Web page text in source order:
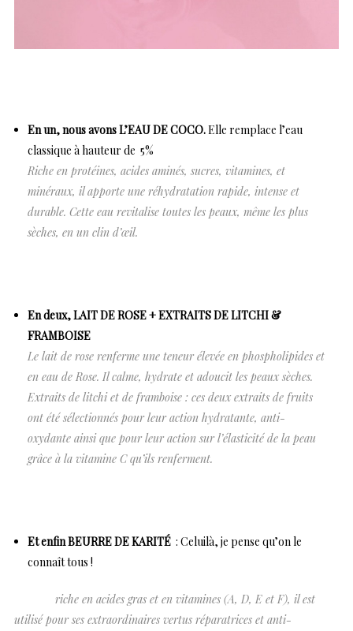
En un, nous avons L’EAU DE COCO.Elle remplace l’eau
classique à hauteur de 5%
Riche en protéines, acides aminés, sucres, vitamines, et
minéraux, il apporte une réhydratation rapide, intense et
durable. Cette eau revitalise toutes les peaux, même les plus
sèches, en un clin d’œil.
En deux, LAIT DE ROSE + EXTRAITS DE LITCHI &
FRAMBOISE
Le lait de rose renferme une teneur élevée en phospholipides et
en eau de Rose. Il calme, hydrate et adoucit les peaux sèches.
Extraits de litchi et de framboise : ces deux extraits de fruits
ont été sélectionnés pour leur action hydratante, anti-
oxydante ainsi que pour leur action sur l’élasticité de la peau
grâce à la vitamine C qu’ils renferment.
Et enfin BEURRE DE KARITÉ : Celuilà, je pense qu’on le
connaît tous !
riche en acides gras et en vitamines (A, D, E et F), il est
utilisé pour ses extraordinaires vertus réparatrices et anti-